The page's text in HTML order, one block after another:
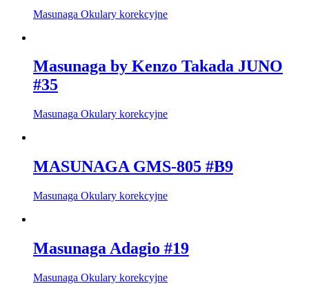
Masunaga Okulary korekcyjne
Masunaga by Kenzo Takada JUNO
#35
Masunaga Okulary korekcyjne
MASUNAGA GMS-805 #B9
Masunaga Okulary korekcyjne
Masunaga Adagio #19
Masunaga Okulary korekcyjne